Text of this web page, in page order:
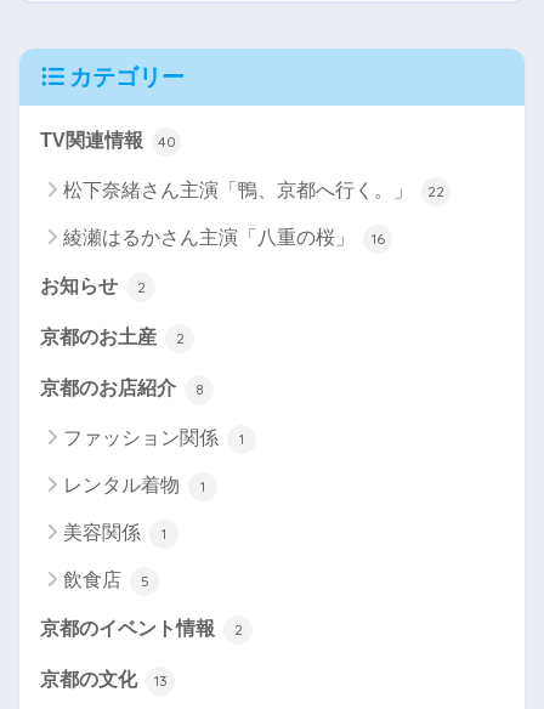
カテゴリー
TV関連情報 40
松下奈緒さん主演「鴨、京都へ行く。」 22
綾瀬はるかさん主演「八重の桜」 16
お知らせ 2
京都のお土産 2
京都のお店紹介 8
ファッション関係 1
レンタル着物 1
美容関係 1
飲食店 5
京都のイベント情報 2
京都の文化 13